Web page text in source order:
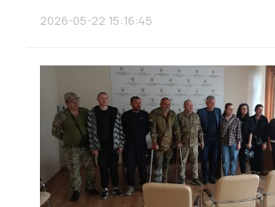
2026-05-22 15:16:45